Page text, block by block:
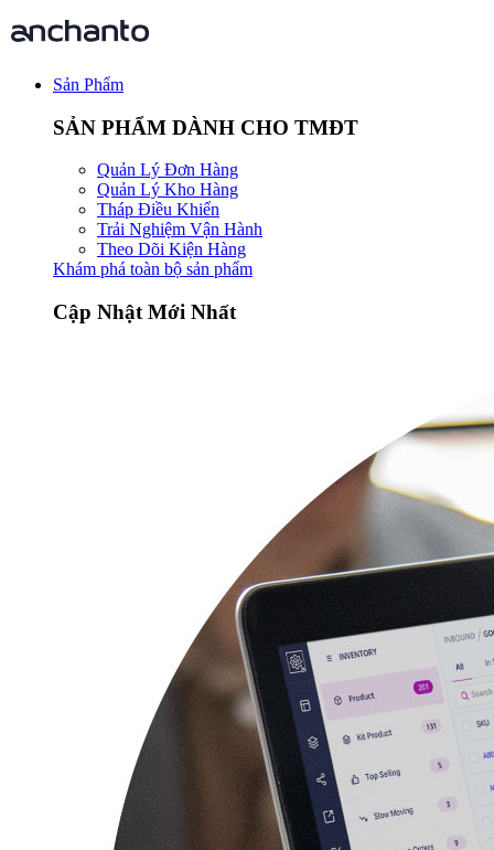
Sản Phẩm
SẢN PHẨM DÀNH CHO TMĐT
Quản Lý Đơn Hàng
Quản Lý Kho Hàng
Tháp Điều Khiển
Trải Nghiệm Vận Hành
Theo Dõi Kiện Hàng
Khám phá toàn bộ sản phẩm
Cập Nhật Mới Nhất